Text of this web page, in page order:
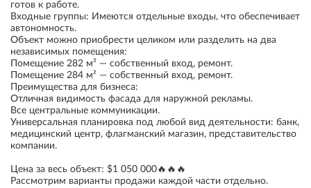
готов к работе.
Входные группы: Имеются отдельные входы, что обеспечивает
автономность.
Объект можно приобрести целиком или разделить на два
независимых помещения:
Помещение 282 м² — собственный вход, ремонт.
Помещение 284 м² — собственный вход, ремонт.
Преимущества для бизнеса:
Отличная видимость фасада для наружной рекламы.
Все центральные коммуникации.
Универсальная планировка под любой вид деятельности: банк,
медицинский центр, флагманский магазин, представительство
компании.
Цена за весь объект: $1 050 000🔥🔥🔥
Рассмотрим варианты продажи каждой части отдельно.